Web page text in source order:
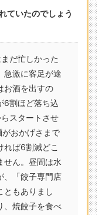
ていたのでしょう
だ忙しかった
急激に客足が途
お酒を出すの
6割ほど落ち込
スタートさせ
おかげさまで
れば6割減どこ
せん。昼間は水
、「餃子専門店
ともありまし
、焼餃子を食べ